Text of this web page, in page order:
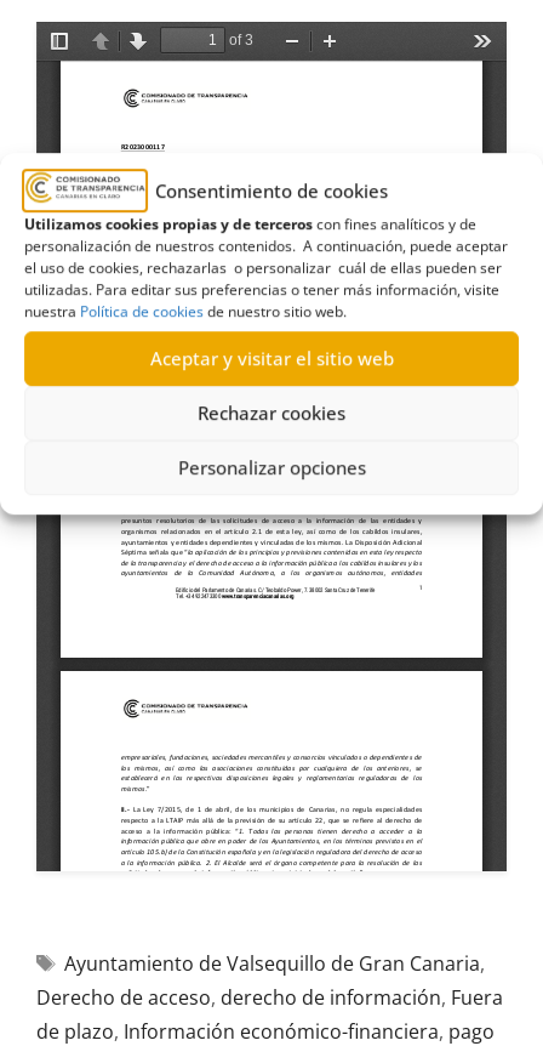
Consentimiento de cookies
Utilizamos cookies propias y de terceroscon fines analíticos y de
personalización de nuestros contenidos. A continuación, puede aceptar
el uso de cookies, rechazarlas o personalizar cuál de ellas pueden ser
utilizadas. Para editar sus preferencias o tener más información, visite
nuestra Política de cookiesde nuestro sitio web.
Aceptar y visitar el sitio web
Rechazar cookies
Personalizar opciones
Ayuntamiento de Valsequillo de Gran Canaria,
Derecho de acceso, derecho de información, Fuera
de plazo, Información económico-financiera, pago